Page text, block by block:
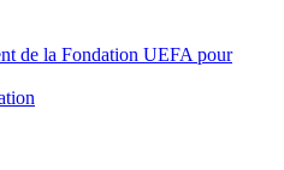
de la Fondation UEFA pour